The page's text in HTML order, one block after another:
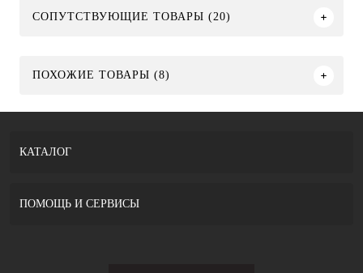
СОПУТСТВУЮЩИЕ ТОВАРЫ (20)
ПОХОЖИЕ ТОВАРЫ (8)
КАТАЛОГ
ПОМОЩЬ И СЕРВИСЫ